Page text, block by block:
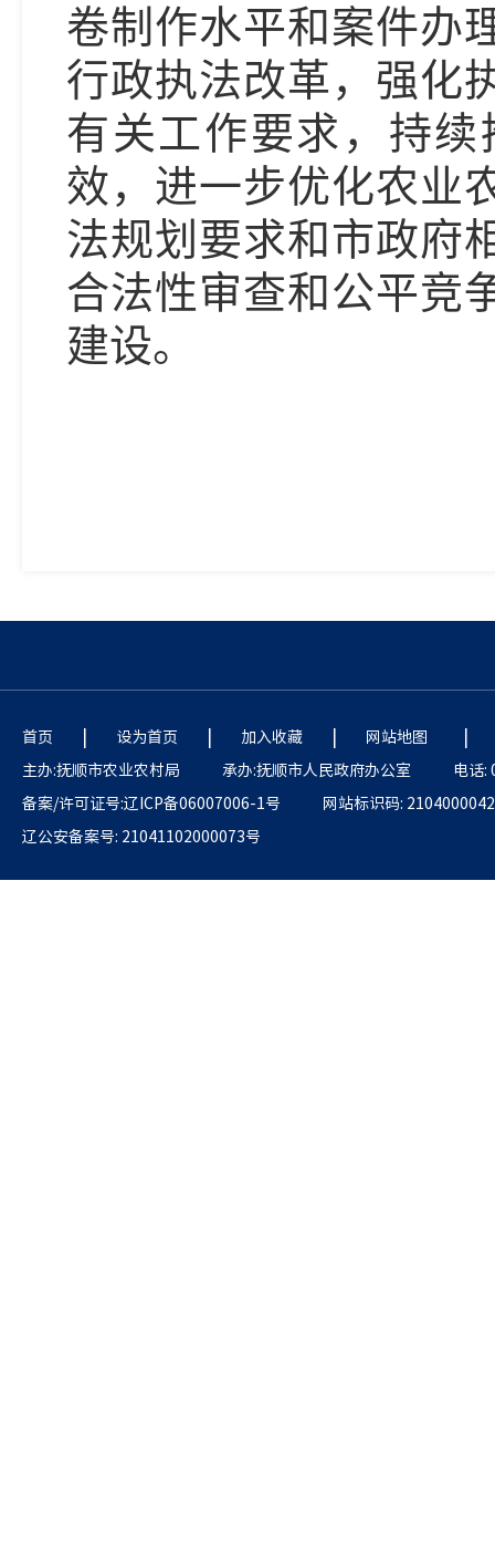
卷制作水平和案件办
行政执法改革，强化
有关工作要求，持
效，进一步优化农业
法规划要求和市政府
合法性审查和公平竞
建设。
首页 | 设为首页 | 加入收藏 | 网站地图 |
主办:抚顺市农业农村局 承办:抚顺市人民政府办公室
电话:
备案/许可证号:辽ICP备06007006-1号
网站标识码: 2104000042
辽公安备案号: 21041102000073号